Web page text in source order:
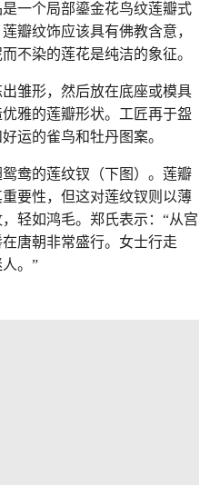
一个局部鎏金花鸟纹莲瓣式
瓣纹饰应该具有佛教含意，
不染的莲花是纯洁的象征。
雏形，然后放在底座或模具
雅的莲瓣形状。工匠再于盌
运的雀鸟和牡丹图案。
鸯的莲纹钗（下图）。莲瓣
要性，但这对莲纹钗则以薄
轻如鸿毛。郑氏表示：“从宫
唐朝非常盛行。女士行走
。”